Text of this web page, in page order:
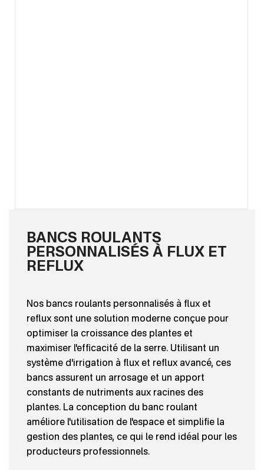
BANCS ROULANTS
PERSONNALISÉS À FLUX ET
REFLUX
Nos bancs roulants personnalisés à flux et
reflux sont une solution moderne conçue pour
optimiser la croissance des plantes et
maximiser l'efficacité de la serre. Utilisant un
système d'irrigation à flux et reflux avancé, ces
bancs assurent un arrosage et un apport
constants de nutriments aux racines des
plantes. La conception du banc roulant
améliore l'utilisation de l'espace et simplifie la
gestion des plantes, ce qui le rend idéal pour les
producteurs professionnels.